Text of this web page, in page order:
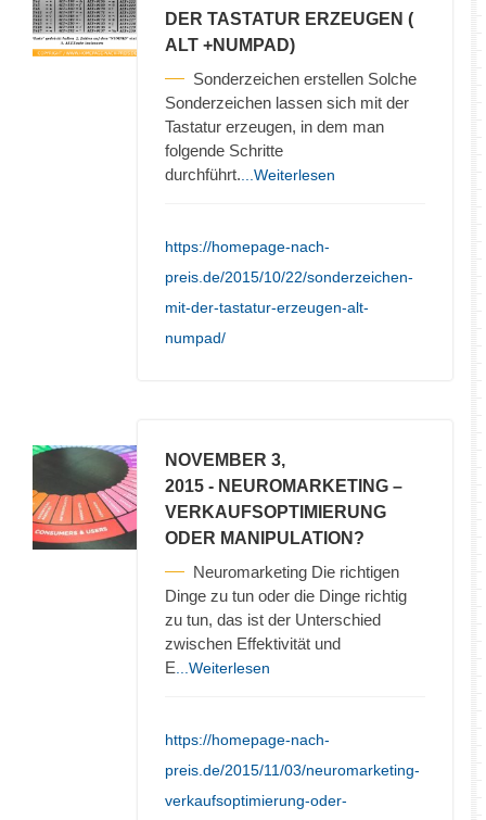
DER TASTATUR ERZEUGEN (
ALT +NUMPAD)
Sonderzeichen erstellen Solche
Sonderzeichen lassen sich mit der
Tastatur erzeugen, in dem man
folgende Schritte
durchführt. ...Weiterlesen
https://homepage-nach-
preis.de/2015/10/22/sonderzeichen-
mit-der-tastatur-erzeugen-alt-
numpad/
NOVEMBER 3,
2015 - NEUROMARKETING –
VERKAUFSOPTIMIERUNG
ODER MANIPULATION?
Neuromarketing Die richtigen
Dinge zu tun oder die Dinge richtig
zu tun, das ist der Unterschied
zwischen Effektivität und
E ...Weiterlesen
https://homepage-nach-
preis.de/2015/11/03/neuromarketing-
verkaufsoptimierung-oder-